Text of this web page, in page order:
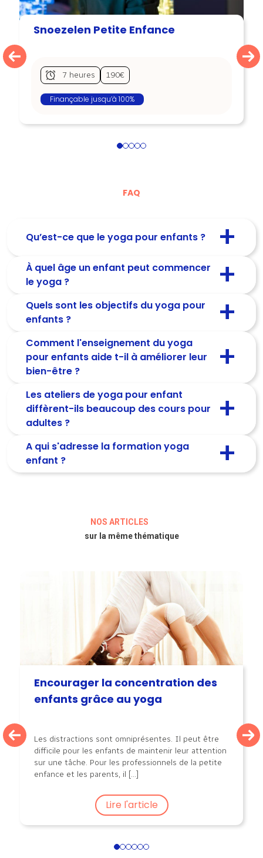
Snoezelen Petite Enfance
7 heures 190€
Finançable jusqu’à 100%
12345
FAQ
Qu’est-ce que le yoga pour enfants ?
À quel âge un enfant peut commencer
le yoga ?
Quels sont les objectifs du yoga pour
enfants ?
Comment l'enseignement du yoga
pour enfants aide t-il à améliorer leur
bien-être ?
Les ateliers de yoga pour enfant
diffèrent-ils beaucoup des cours pour
adultes ?
A qui s'adresse la formation yoga
enfant ?
NOS ARTICLES
sur la même thématique
Encourager la concentration des
enfants grâce au yoga
Les distractions sont omniprésentes. Il peut être
difficile pour les enfants de maintenir leur attention
sur une tâche. Pour les professionnels de la petite
enfance et les parents, il [...]
Lire l'article
123456